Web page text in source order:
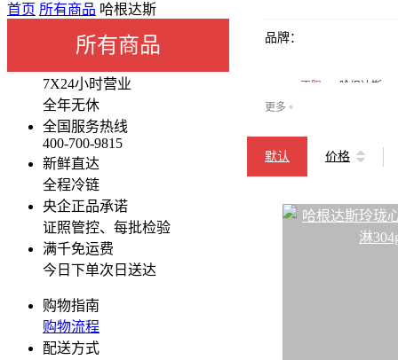
首页 所有商品 哈根达斯
所有商品 品牌：
不限
哈根达斯
更多
❈
默认 价格
7X24小时营业
全年无休
全国服务热线
400-700-9815
新鲜直达
全程冷链
央企正品承诺
证照管控、每批检验
满千免运费
今日下单次日送达
购物指南
购物流程
配送方式